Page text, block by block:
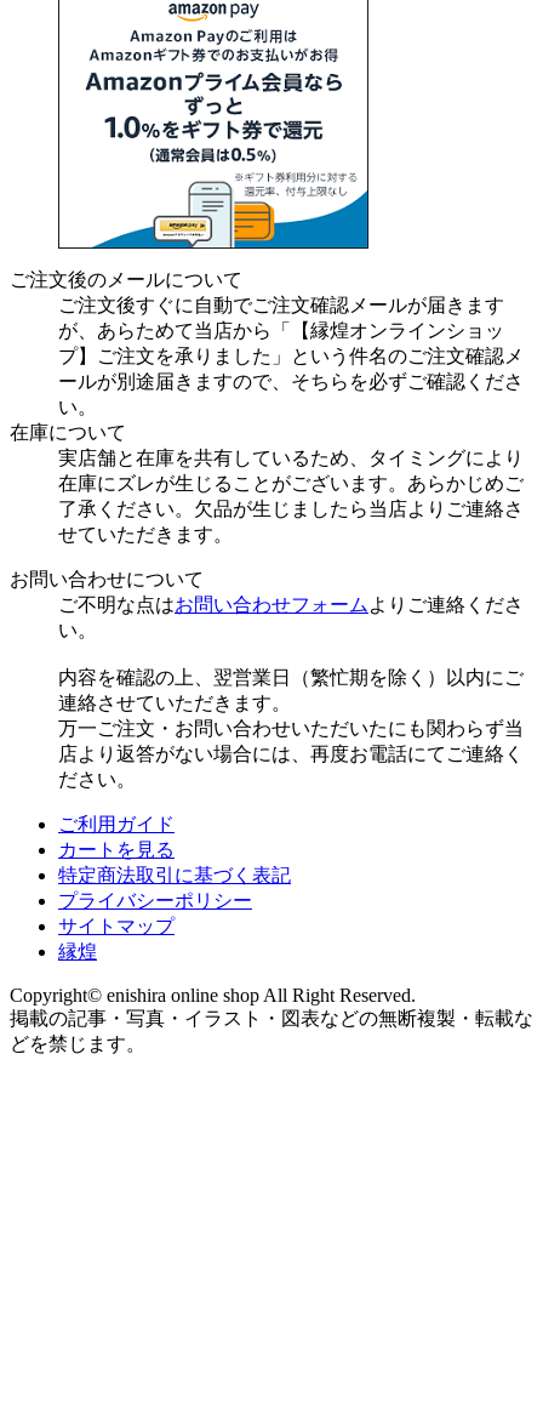
ご注文後のメールについて
ご注文後すぐに自動でご注文確認メールが届きます
が、あらためて当店から「【縁煌オンラインショッ
プ】ご注文を承りました」という件名のご注文確認メ
ールが別途届きますので、そちらを必ずご確認くださ
い。
在庫について
実店舗と在庫を共有しているため、タイミングにより
在庫にズレが生じることがございます。あらかじめご
了承ください。欠品が生じましたら当店よりご連絡さ
せていただきます。
お問い合わせについて
ご不明な点はお問い合わせフォーム よりご連絡くださ
い。
内容を確認の上、翌営業日（繁忙期を除く）以内にご
連絡させていただきます。
万一ご注文・お問い合わせいただいたにも関わらず当
店より返答がない場合には、再度お電話にてご連絡く
ださい。
ご利用ガイド
カートを見る
特定商法取引に基づく表記
プライバシーポリシー
サイトマップ
縁煌
Copyright© enishira online shop All Right Reserved.
掲載の記事・写真・イラスト・図表などの無断複製・転載な
どを禁じます。